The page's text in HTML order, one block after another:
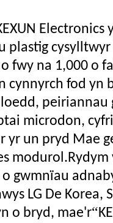
Electronics
plastig cysylltwyr
fwy na 1,000 o
cynnyrch fod yn
peiriannau
microdon,
yr un pryd Mae
modurol.Rydym
gwmnïau
LG De Korea,
o bryd, mae'r“